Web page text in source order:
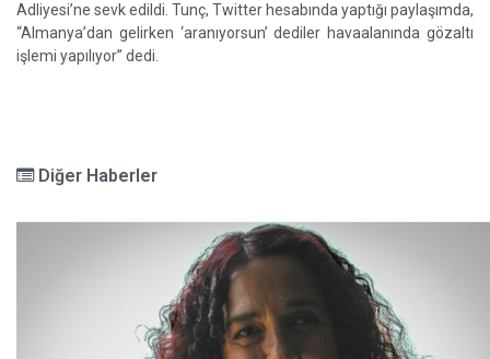
Adliyesi’ne sevk edildi. Tunç, Twitter hesabında yaptığı paylaşımda,
“Almanya’dan gelirken ‘aranıyorsun’ dediler havaalanında gözaltı
işlemi yapılıyor” dedi.
Diğer Haberler